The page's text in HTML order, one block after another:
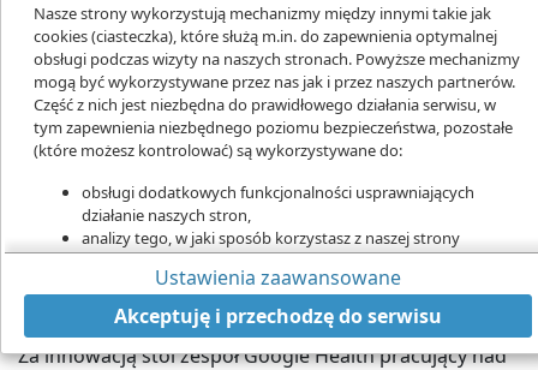
Pixel 8 Pro potrafi zmierzyć temperaturę ciała. Wkrótce smartfony wyprą
klasyczne termometry
mierzy temperaturę ciała z kliniczną dokładnością.
Rozwiązanie zostało zatwierdzone przez
Amerykańską Agencję ds. Leków i Żywności (FDA).
Telefon komórkowy z termometrem
Za innowacją stoi zespół Google Health pracujący nad
Nasze strony wykorzystują mechanizmy między innymi takie jak
cookies (ciasteczka), które służą m.in. do zapewnienia optymalnej
obsługi podczas wizyty na naszych stronach. Powyższe mechanizmy
mogą być wykorzystywane przez nas jak i przez naszych partnerów.
Część z nich jest niezbędna do prawidłowego działania serwisu, w
tym zapewnienia niezbędnego poziomu bezpieczeństwa, pozostałe
(które możesz kontrolować) są wykorzystywane do:
obsługi dodatkowych funkcjonalności usprawniających
działanie naszych stron,
analizy tego, w jaki sposób korzystasz z naszej strony
marketingu bezpośredniego,
udostępniania funkcji mediów społecznościowych.
Kliknij „Akceptuję i przechodzę do strony”, aby wyrazić zgodę
na przetwarzanie przez nas i naszych partnerów Twoich
danych w powyższych celach.
Ustawienia zaawansowane
Akceptuję i przechodzę do serwisu